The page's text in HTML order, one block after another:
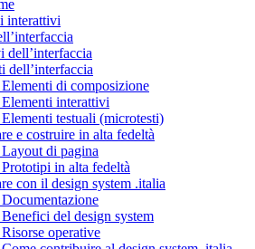
interattivi
dell’interfaccia
dell’interfaccia
di composizione
interattivi
testuali (microtesti)
e costruire in alta fedeltà
di pagina
in alta fedeltà
con il design system .italia
del design system
operative